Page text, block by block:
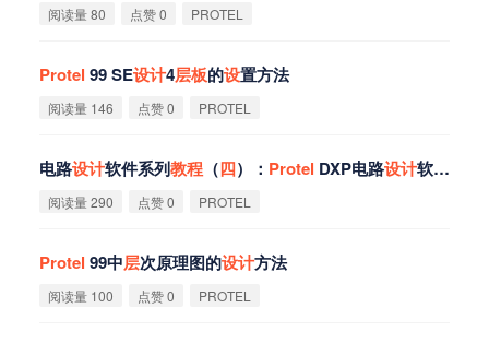
阅读量 80 点赞 0 PROTEL
Protel 99 SE设计4层板的设置方法
阅读量 146 点赞 0 PROTEL
电路设计软件系列教程 （四）： Protel DXP电路设计软件之创建PCB文件
阅读量 290 点赞 0 PROTEL
Protel 99中层次原理图的设计方法
阅读量 100 点赞 0 PROTEL